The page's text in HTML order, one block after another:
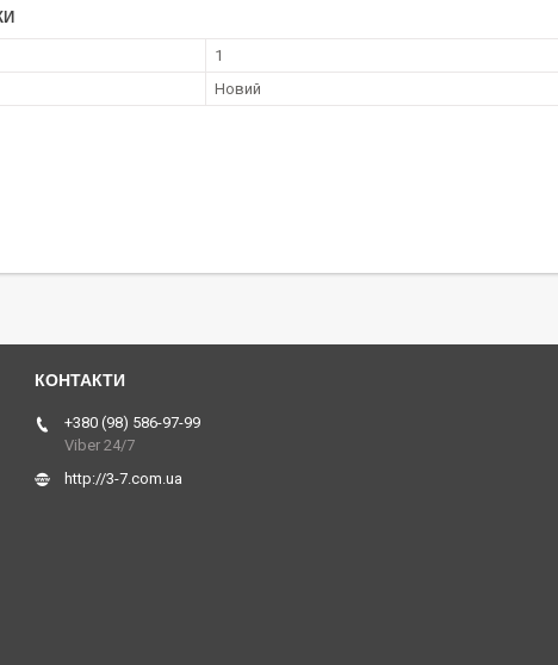
1
Новий
+380 (98) 586-97-99
Viber 24/7
http://3-7.com.ua